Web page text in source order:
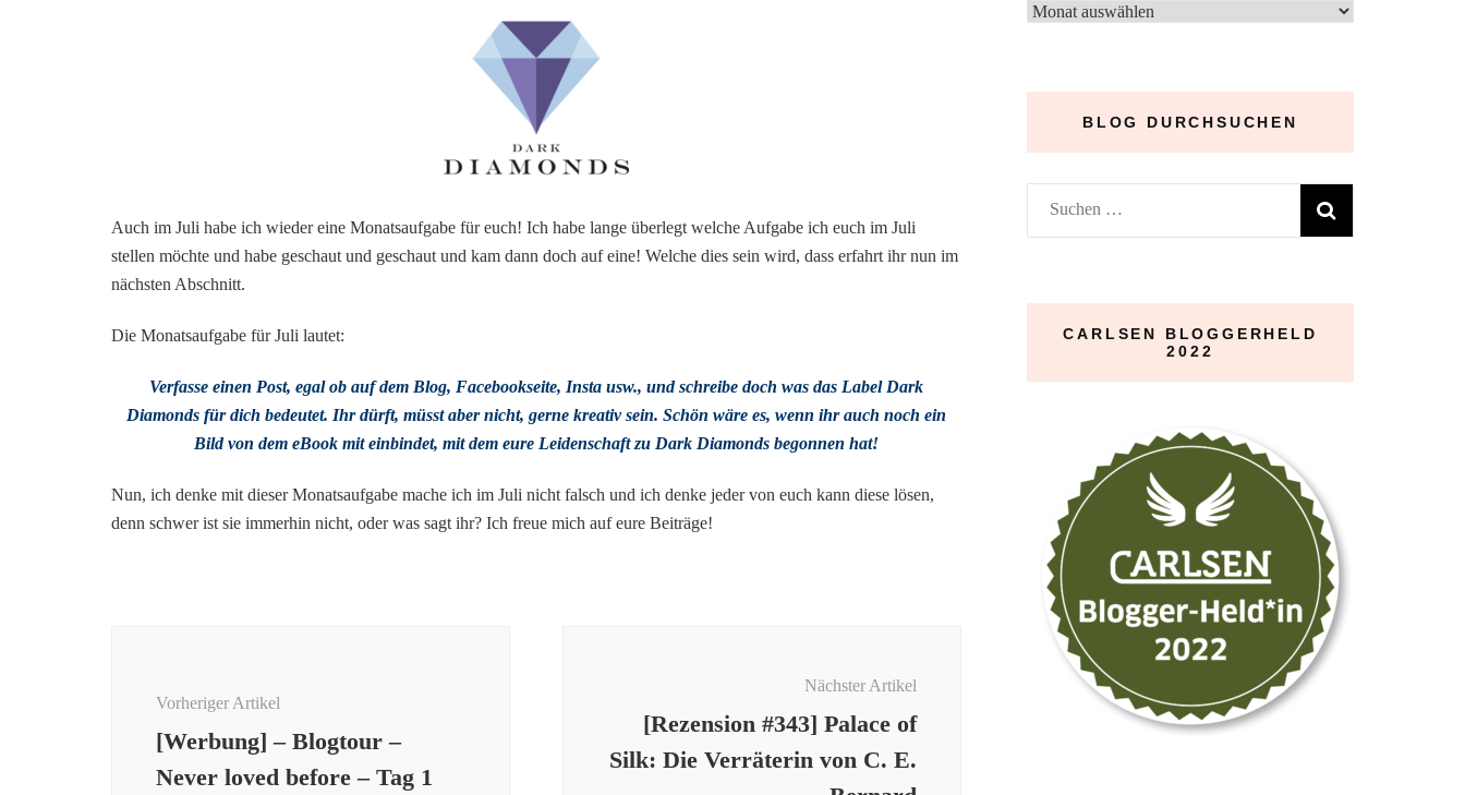
Auch im Juli habe ich wieder eine Monatsaufgabe für euch! Ich habe lange überlegt welche Aufgabe ich euch im Juli
stellen möchte und habe geschaut und geschaut und kam dann doch auf eine! Welche dies sein wird, dass erfahrt ihr nun im
nächsten Abschnitt.
Die Monatsaufgabe für Juli lautet:
Verfasse einen Post, egal ob auf dem Blog, Facebookseite, Insta usw., und schreibe doch was das Label Dark
Diamonds für dich bedeutet. Ihr dürft, müsst aber nicht, gerne kreativ sein. Schön wäre es, wenn ihr auch noch ein
Bild von dem eBook mit einbindet, mit dem eure Leidenschaft zu Dark Diamonds begonnen hat!
Nun, ich denke mit dieser Monatsaufgabe mache ich im Juli nicht falsch und ich denke jeder von euch kann diese lösen,
denn schwer ist sie immerhin nicht, oder was sagt ihr? Ich freue mich auf eure Beiträge!
Vorheriger Artikel
[Werbung] – Blogtour –
Never loved before – Tag 1
Nächster Artikel
[Rezension #343] Palace of
Silk: Die Verräterin von C. E.
–
BLOG DURCHSUCHEN
Suchen
nach:
CARLSEN BLOGGERHELD
2022